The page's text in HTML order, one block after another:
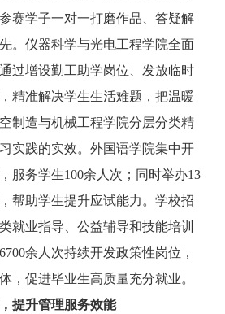
赛学子一对一打磨作品、答疑解
。仪器科学与光电工程学院全面
过增设勤工助学岗位、发放临时
精准解决学生生活难题，把温暖
制造与机械工程学院分层分类精
实践的实效。外国语学院集中开
服务学生100余人次；同时举办13
帮助学生提升应试能力。学校招
就业指导、公益辅导和技能培训
余人次持续开发政策性岗位，
，促进毕业生高质量充分就业。
提升管理服务效能